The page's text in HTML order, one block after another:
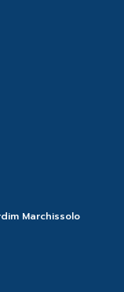
Marchissolo